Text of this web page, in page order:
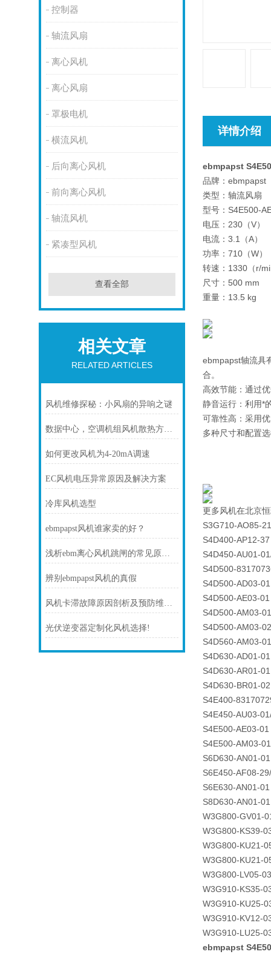
控制器
轴流风扇
离心风机
离心风扇
罩极电机
横流风机
后向离心风机
前向离心风机
轴流风机
紧凑型风机
查看全部
相关文章
RELATED ARTICLES
风机维修探秘：小风扇的异响之谜
数据中心，空调机组风机散热方案！
如何更改风机为4-20mA调速
EC风机电压异常原因及解决方案
冷库风机选型
ebmpapst风机谁家卖的好？
浅析ebm离心风机跳闸的常见原因及处理方法
辨别ebmpapst风机的真假
风机卡滞故障原因剖析及预防维护技巧
光伏逆变器定制化风机选择!
详情介绍
ebmpapst
品牌：ebmpapst
类型：轴流风扇
型号：S4E500-
电压：230（V）
电流：3.1（A）
功率：710（W）
转速：1330（r/
尺寸：500 mm
重量：13.5 kg
ebmpapst轴流具
合。
高效节能：通过
静音运行：利用*
可靠性高：采用
多种尺寸和配置
更多风机在北京
S3G710-AO85-
S4D400-AP12-37
S4D450-AU01-
S4D500-
S4D500-AD03-01
S4D500-AE03-01
S4D500-AM03-01
S4D500-AM03-02
S4D560-AM03-01
S4D630-AD01-01
S4D630-AR01-01
S4D630-BR01-02
S4E400-
S4E450-AU03-
S4E500-AE03-01
S4E500-AM03-01
S6D630-AN01-01
S6E450-AF08-
S6E630-AN01-01
S8D630-AN01-01
W3G800-GV01-
W3G800-KS39-
W3G800-KU21-
W3G800-KU21-
W3G800-LV05-
W3G910-KS35-
W3G910-KU25-
W3G910-KV12-
W3G910-LU25-
ebmpapst